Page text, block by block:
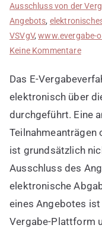
Ausschluss von der
Angebots,
VSVgV,www.evergabe-
Keine Kommentarezu
von
in
bei
E-
Das E-
elektronisch über
durchgeführt. Eine
Teilnahmeanträgen
ist grundsätzlich
Ausschluss des
elektronische
eines Angebotes
Vergabe-Plattform